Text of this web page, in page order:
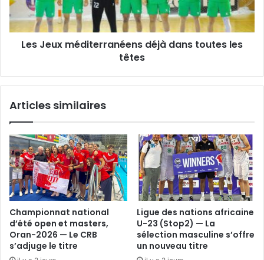
les
têtes
Les Jeux méditerranéens déjà dans toutes les
têtes
Articles similaires
Championnat national
d’été open et masters,
Oran-2026 — Le CRB
s’adjuge le titre
Ligue des nations africaine
U-23 (Stop2) — La
sélection masculine s’offre
un nouveau titre